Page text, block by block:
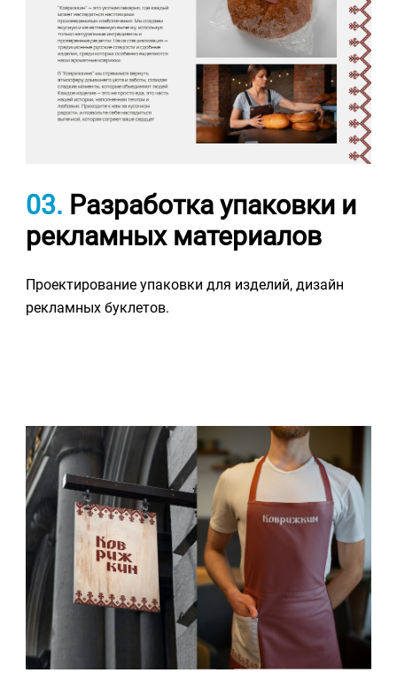
03. Разработка упаковки и
рекламных материалов
Проектирование упаковки для изделий, дизайн
рекламных буклетов.